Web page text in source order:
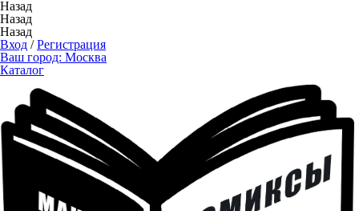
Назад
Назад
Назад
Вход /Регистрация
Ваш город: Москва
Каталог